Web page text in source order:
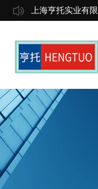
上海亨托实业有